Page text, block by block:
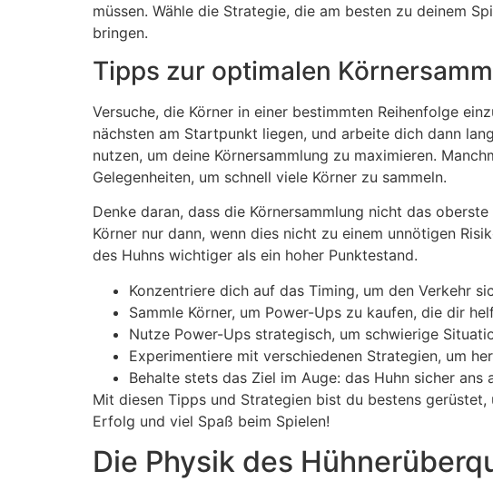
müssen. Wähle die Strategie, die am besten zu deinem
bringen.
Tipps zur optimalen
Versuche, die Körner in einer bestimmten Reihenfolge
nächsten am Startpunkt liegen, und arbeite dich dann
nutzen, um deine Körnersammlung zu maximieren.
Gelegenheiten, um schnell viele Körner zu sammeln.
Denke daran, dass die Körnersammlung nicht das
Körner nur dann, wenn dies nicht zu einem unnötigen
des Huhns wichtiger als ein hoher Punktestand.
Konzentriere dich auf das Timing, um den Verkehr
Sammle Körner, um Power-Ups zu kaufen, die dir
Nutze Power-Ups strategisch, um schwierige
Experimentiere mit verschiedenen Strategien, um
Behalte stets das Ziel im Auge: das Huhn sicher ans
Mit diesen Tipps und Strategien bist du bestens
Erfolg und viel Spaß beim Spielen!
Die Physik des